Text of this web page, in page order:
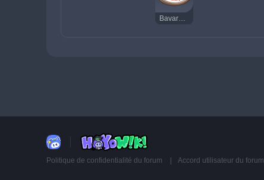
Bavarois au café
Politique de confidentialité du forum Accord utilisateur du forum